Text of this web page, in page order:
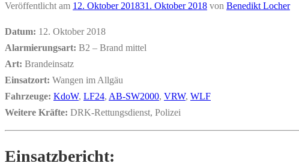
Veröffentlicht am 12. Oktober 201831. Oktober 2018 von Benedikt Locher
Datum: 12. Oktober 2018
Alarmierungsart: B2 – Brand mittel
Art: Brandeinsatz
Einsatzort: Wangen im Allgäu
Fahrzeuge: KdoW, LF24, AB-SW2000, VRW, WLF
Weitere Kräfte: DRK-Rettungsdienst, Polizei
Einsatzbericht: